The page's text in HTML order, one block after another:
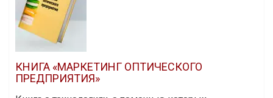
КНИГА «МАРКЕТИНГ ОПТИЧЕСКОГО
ПРЕДПРИЯТИЯ»